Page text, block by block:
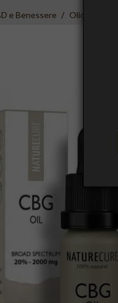
e Benessere Olio CBD e